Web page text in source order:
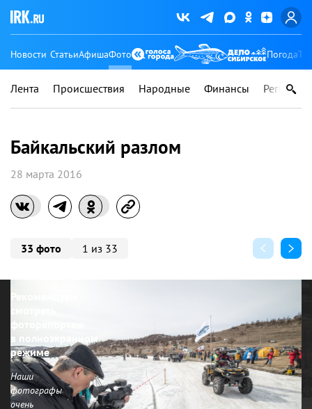
Новости СтатьиАфишаФото Погода
Лента Происшествия Народные Финансы Регионы
Байкальский разлом
28 марта 2016
33 фото 1 из 33
фоторепортаж
в полноэкранном
режиме
Наши
фотографы
очень